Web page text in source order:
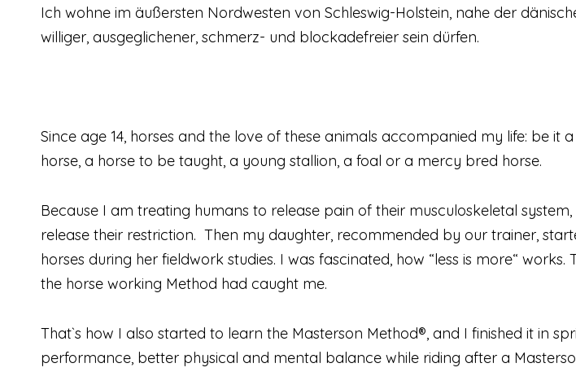
Ich wohne im äußersten Nordwesten von Schleswig-Holstein, nahe der
williger, ausgeglichener, schmerz- und blockadefreier sein dürfen.
Since age 14, horses and the love of these animals accompanied my life: be
horse, a horse to be taught, a young stallion, a foal or a mercy bred horse.
Because I am treating humans to release pain of their musculoskeletal
release their restriction. Then my daughter, recommended by our trainer,
horses during her fieldwork studies. I was fascinated, how “less is more“
the horse working Method had caught me.
That`s how I also started to learn the Masterson Method®, and I finished it in
performance, better physical and mental balance while riding after a